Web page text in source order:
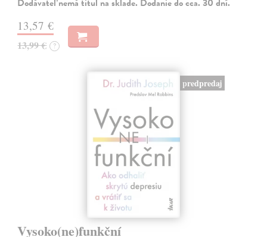
Dodávateľ nemá titul na sklade. Dodanie do cca. 30 dní.
13,57 €
13,99 € ?
predpredaj
Vysoko(ne)funkční